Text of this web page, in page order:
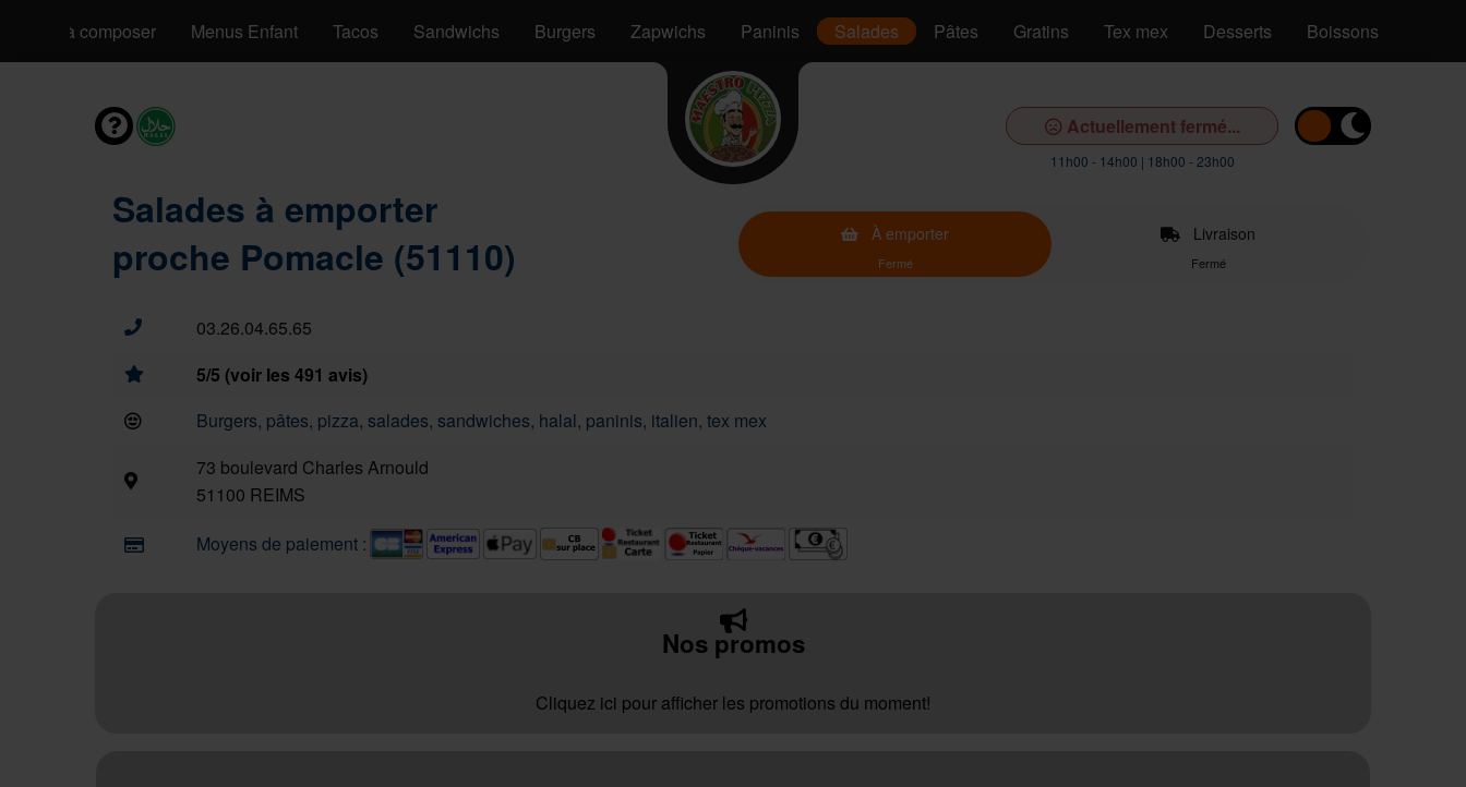
Pizzas à composer Menus Enfant Tacos Sandwichs Burgers Zapwichs Paninis Salades Pâtes Gratins Tex mex Desserts Boissons
Actuellement fermé...
11h00 - 14h00 | 18h00 - 23h00
Salades à emporter
proche Pomacle (51110)
À emporter
Fermé
Livraison
Fermé
03.26.04.65.65
5/5 (voir les 491 avis)
Burgers, pâtes, pizza, salades, sandwiches, halal, paninis, italien, tex mex
73 boulevard Charles Arnould
51100 REIMS
Moyens de paiement :
Nos promos
Cliquez ici pour afficher les promotions du moment!